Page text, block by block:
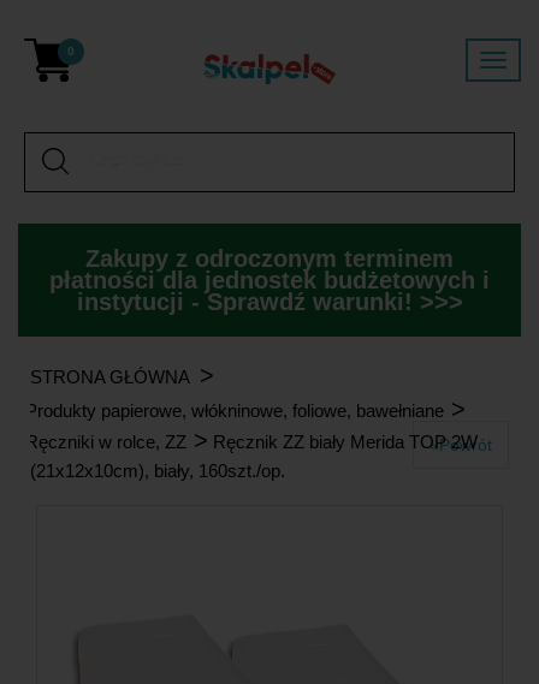
0
Zakupy z odroczonym terminem
płatności dla jednostek budżetowych i
instytucji - Sprawdź warunki! >>>
STRONA GŁÓWNA >
Produkty papierowe, włókninowe, foliowe, bawełniane >
Ręczniki w rolce, ZZ > Ręcznik ZZ biały Merida TOP 2W
(21x12x10cm), biały, 160szt./op.
«Powrót